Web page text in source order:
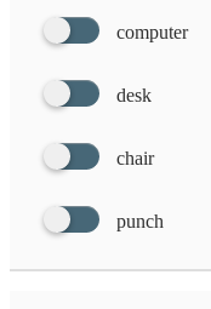
computer
desk
chair
punch